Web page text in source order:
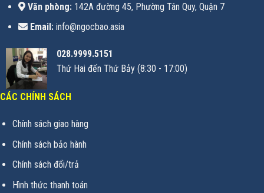
Văn phòng:142A đường 45, Phường Tân Quy, Quận 7
Email:info@ngocbao.asia
028.9999.5151
Thứ Hai đến Thứ Bảy (8:30 - 17:00)
CÁC CHÍNH SÁCH
Chính sách giao hàng
Chính sách bảo hành
Chính sách đổi/trả
Hình thức thanh toán